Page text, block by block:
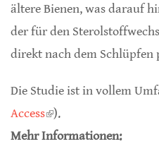
ältere Bienen, was darauf
der für den
direkt nach dem
Die Studie ist in vollem
Access(link is external)
).
Mehr Informationen: